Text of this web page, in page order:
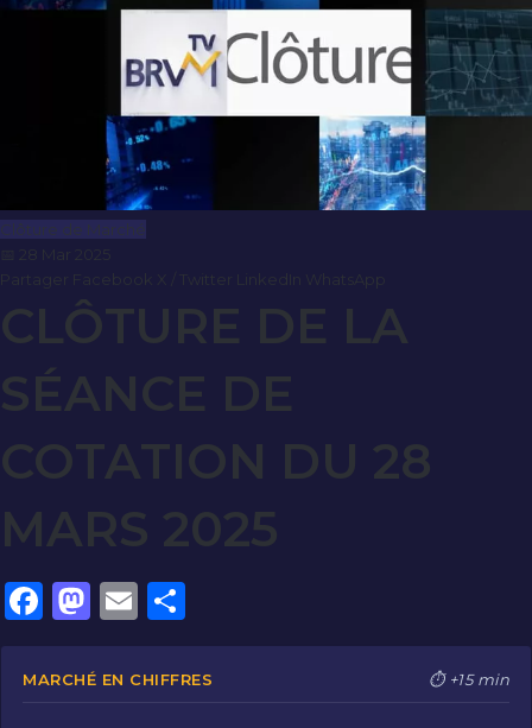
Clôture de Marché
📅 28 Mar 2025
CLÔTURE DE LA
SÉANCE DE
COTATION DU 28
MARS 2025
F
a
c
M
a
st
E
m
ai
ar
ta
MARCHÉ EN CHIFFRES ⏱ +15 min